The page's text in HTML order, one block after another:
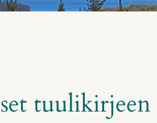
tuulikirjeen